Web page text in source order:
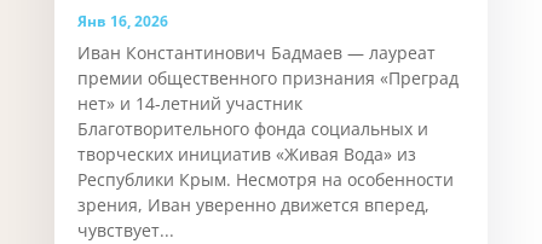
Янв 16, 2026
Иван Константинович Бадмаев — лауреат
премии общественного признания «Преград
нет» и 14-летний участник
Благотворительного фонда социальных и
творческих инициатив «Живая Вода» из
Республики Крым. Несмотря на особенности
зрения, Иван уверенно движется вперед,
чувствует...